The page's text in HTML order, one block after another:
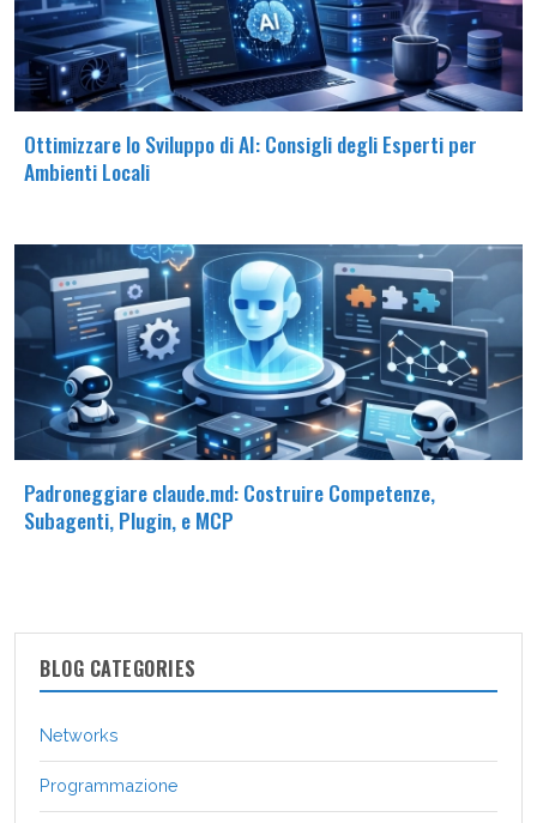
Ottimizzare lo Sviluppo di AI: Consigli degli Esperti per
Ambienti Locali
Padroneggiare claude.md: Costruire Competenze,
Subagenti, Plugin, e MCP
BLOG CATEGORIES
Networks
Programmazione